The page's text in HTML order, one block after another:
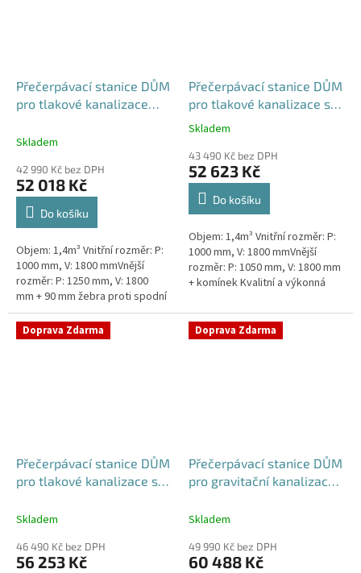
Přečerpávací stanice DŮM
pro tlakové kanalizace
1,4m3
Skladem
42 990 Kč bez DPH
52 018 Kč
Do košíku
Objem: 1,4m³ Vnitřní rozměr: P:
1000 mm, V: 1800 mmVnější
rozměr: P: 1250 mm, V: 1800
mm + 90 mm žebra proti spodní
vodě + komínek Kvalitní a
výkonná přečerpávací stanice
k...
Přečerpávací stanice DŮM
pro tlakové kanalizace se
zdvojeným řezákem
Průměrné
produktu
je
5,0
hvězdiček.
Skladem
43 490 Kč bez DPH
52 623 Kč
Do košíku
Objem: 1,4m³ Vnitřní rozměr: P:
1000 mm, V: 1800 mmVnější
rozměr: P: 1050 mm, V: 1800 mm
+ komínek Kvalitní a výkonná
rodinným domům,
provozovnám,...
Doprava Zdarma
Přečerpávací stanice DŮM
pro tlakové kanalizace se
dvouplášťová - nádrž
Skladem
46 490 Kč bez DPH
56 253 Kč
Doprava Zdarma
Přečerpávací stanice DŮM
pro gravitační kanalizace
1,4m3
Skladem
49 990 Kč bez DPH
60 488 Kč